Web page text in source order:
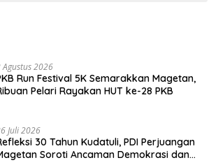
Agustus 2026
Run Festival 5K Semarakkan Magetan,
Pelari Rayakan HUT ke-28 PKB
Juli 2026
30 Tahun Kudatuli, PDI Perjuangan
Soroti Ancaman Demokrasi dan